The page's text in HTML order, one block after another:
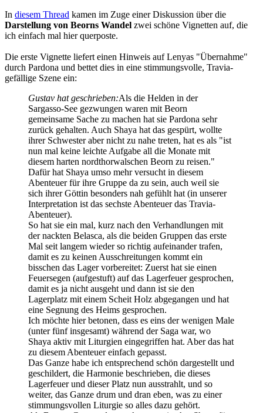
In diesem Thread kamen im Zuge einer Diskussion über die
Darstellung von Beorns Wandel zwei schöne Vignetten auf, die
ich einfach mal hier querposte.
Die erste Vignette liefert einen Hinweis auf Lenyas "Übernahme"
durch Pardona und bettet dies in eine stimmungsvolle, Travia-
gefällige Szene ein:
Gustav hat geschrieben:Als die Helden in der
Sargasso-See gezwungen waren mit Beorn
gemeinsame Sache zu machen hat sie Pardona sehr
zurück gehalten. Auch Shaya hat das gespürt, wollte
ihrer Schwester aber nicht zu nahe treten, hat es als "ist
nun mal keine leichte Aufgabe all die Monate mit
diesem harten nordthorwalschen Beorn zu reisen."
Dafür hat Shaya umso mehr versucht in diesem
Abenteuer für ihre Gruppe da zu sein, auch weil sie
sich ihrer Göttin besonders nah gefühlt hat (in unserer
Interpretation ist das sechste Abenteuer das Travia-
Abenteuer).
So hat sie ein mal, kurz nach den Verhandlungen mit
der nackten Belasca, als die beiden Gruppen das erste
Mal seit langem wieder so richtig aufeinander trafen,
damit es zu keinen Ausschreitungen kommt ein
bisschen das Lager vorbereitet: Zuerst hat sie einen
Feuersegen (aufgestuft) auf das Lagerfeuer gesprochen,
damit es ja nicht ausgeht und dann ist sie den
Lagerplatz mit einem Scheit Holz abgegangen und hat
eine Segnung des Heims gesprochen.
Ich möchte hier betonen, dass es eins der wenigen Male
(unter fünf insgesamt) während der Saga war, wo
Shaya aktiv mit Liturgien eingegriffen hat. Aber das hat
zu diesem Abenteuer einfach gepasst.
Das Ganze habe ich entsprechend schön dargestellt und
geschildert, die Harmonie beschrieben, die dieses
Lagerfeuer und dieser Platz nun ausstrahlt, und so
weiter, das Ganze drum und dran eben, was zu einer
stimmungsvollen Liturgie so alles dazu gehört.